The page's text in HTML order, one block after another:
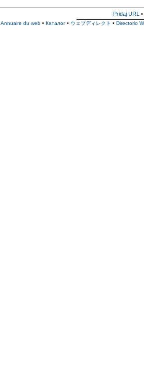
Pridaj URL •
Annuaire du web • Каталог • ウェブディレクト • Directorio